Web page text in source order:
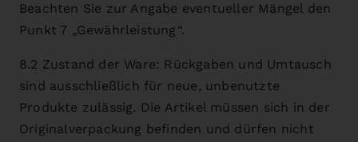
Beachten Sie zur Angabe eventueller Mängel den
Punkt 7 „Gewährleistung“.
8.2 Zustand der Ware: Rückgaben und Umtausch
sind ausschließlich für neue, unbenutzte
Produkte zulässig. Die Artikel müssen sich in der
Originalverpackung befinden und dürfen nicht